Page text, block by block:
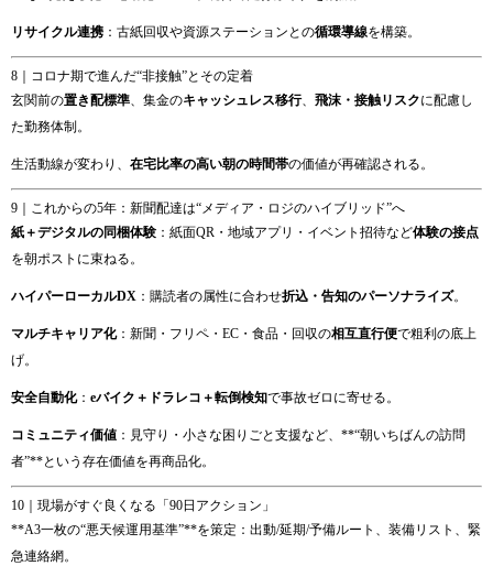
リサイクル連携 ：古紙回収や資源ステーションとの循環導線を構築。
8｜コロナ期で進んだ“非接触”とその定着
玄関前の置き配標準、集金のキャッシュレス移行、 飛沫・接触リスクに配慮し
た勤務体制。
生活動線が変わり、 在宅比率の高い朝の時間帯の価値が再確認される。
9｜これからの5年：新聞配達は“メディア・ロジのハイブリッド”へ
紙＋デジタルの同梱体験 ：紙面QR・地域アプリ・イベント招待など体験の接点
を朝ポストに束ねる。
ハイパーローカルDX ：購読者の属性に合わせ折込・告知のパーソナライズ。
マルチキャリア化：新聞・フリペ・EC・食品・回収の相互直行便で粗利の底上
げ。
安全自動化： eバイク＋ドラレコ＋転倒検知で事故ゼロに寄せる。
コミュニティ価値 ：見守り・小さな困りごと支援など、**“朝いちばんの訪問
者”**という存在価値を再商品化。
10｜現場がすぐ良くなる「90日アクション」
**A3一枚の“悪天候運用基準”**を策定：出動/延期/予備ルート、装備リスト、緊
急連絡網。